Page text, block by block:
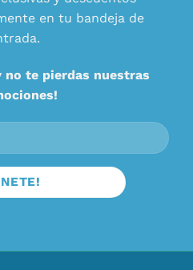
en tu bandeja de
no te pierdas nuestras